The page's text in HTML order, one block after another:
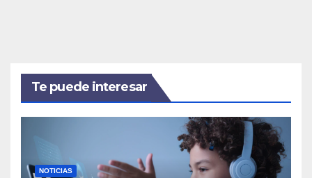
Te puede interesar
NOTICIAS